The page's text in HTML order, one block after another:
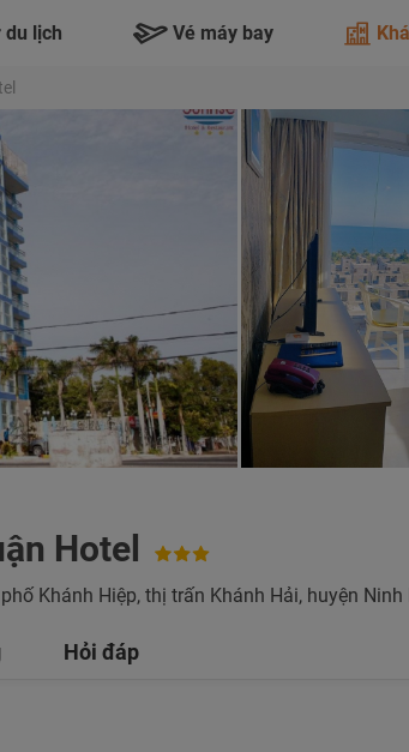
du lịch Vé máy bay
Hotel
Khánh Hiệp, thị trấn Khánh Hải, huyện
Hỏi đáp